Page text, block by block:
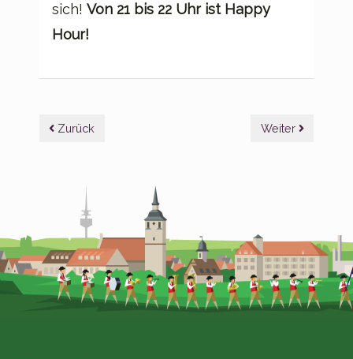
sich! Von 21 bis 22 Uhr ist Happy
Hour!
Beitragsnavigation
Zurück Weiter